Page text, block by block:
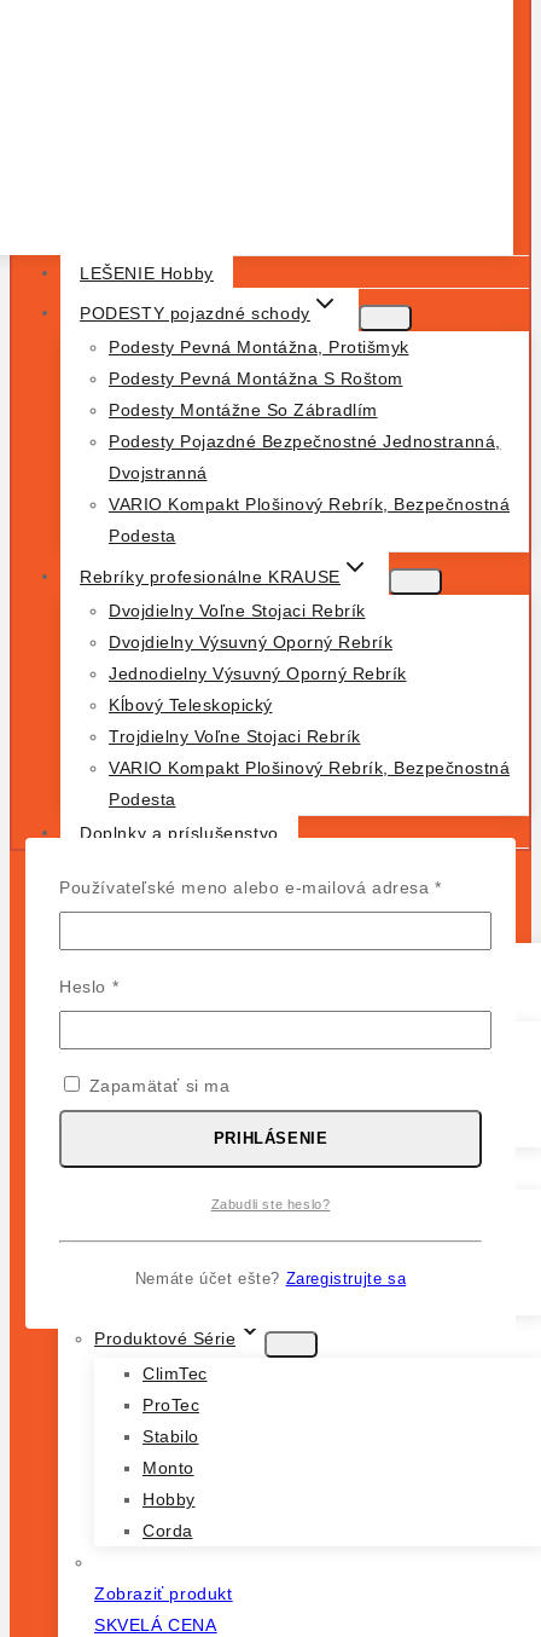
LEŠENIE Hobby
PODESTY pojazdné schody
Podesty Pevná Montážna, Protišmyk
Podesty Pevná Montážna S Roštom
Podesty Montážne So Zábradlím
Podesty Pojazdné Bezpečnostné Jednostranná,
Dvojstranná
VARIO Kompakt Plošinový Rebrík, Bezpečnostná
Podesta
Rebríky profesionálne KRAUSE
Dvojdielny Voľne Stojaci Rebrík
Dvojdielny Výsuvný Oporný Rebrík
Jednodielny Výsuvný Oporný Rebrík
Kĺbový Teleskopický
Trojdielny Voľne Stojaci Rebrík
VARIO Kompakt Plošinový Rebrík, Bezpečnostná
Podesta
Doplnky a príslušenstvo
DOMOV
Dôležité
Pokladňa
Košík
Produktové Série
ClimTec
ProTec
Stabilo
Monto
Hobby
Corda
Zobraziť produkt
SKVELÁ CENA
Používateľské meno alebo e-mailová adresa*Povinné
Heslo *Povinné
Zapamätať si ma
PRIHLÁSENIE
Zabudli ste heslo?
Nemáte účet ešte? Zaregistrujte sa